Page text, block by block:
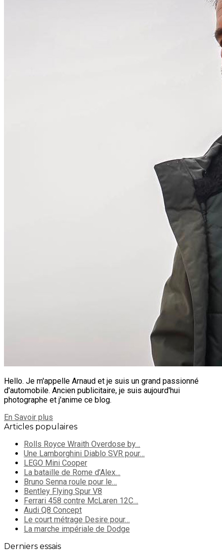
Hello. Je m'appelle Arnaud et je suis un grand passionné
d'automobile. Ancien publicitaire, je suis aujourd'hui
photographe et j'anime ce blog.
En Savoir plus
Articles populaires
Rolls Royce Wraith Overdose by…
Une Lamborghini Diablo SVR pour…
LEGO Mini Cooper
La bataille de Rome d’Alex…
Bruno Senna roule pour le…
Bentley Flying Spur V8
Ferrari 458 contre McLaren 12C…
Audi Q8 Concept
Le court métrage Desire pour…
La marche impériale de Dodge
Derniers essais